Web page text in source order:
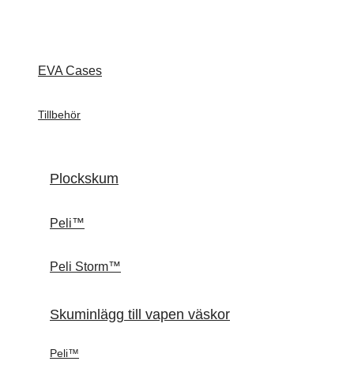
EVA Cases
Tillbehör
Plockskum
Peli™
Peli Storm™
Skuminlägg till vapen väskor
Peli™